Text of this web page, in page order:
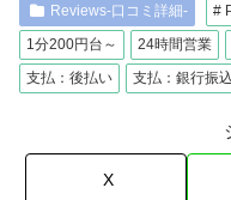
Reviews-口コミ詳細- #
1分200円台～
24時間営業
支払：後払い
支払：銀行振込
X